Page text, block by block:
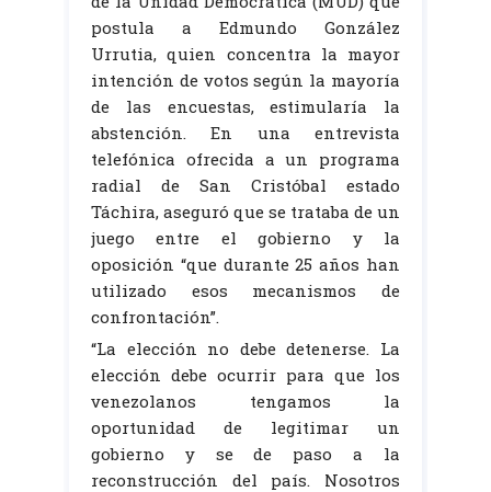
postula a Edmundo González
Urrutia, quien concentra la mayor
intención de votos según la mayoría
de las encuestas, estimularía la
abstención. En una entrevista
telefónica ofrecida a un programa
radial de San Cristóbal estado
Táchira, aseguró que se trataba de un
juego entre el gobierno y la
oposición “que durante 25 años han
utilizado esos mecanismos de
confrontación”.
“La elección no debe detenerse. La
elección debe ocurrir para que los
venezolanos tengamos la
oportunidad de legitimar un
gobierno y se de paso a la
reconstrucción del país. Nosotros